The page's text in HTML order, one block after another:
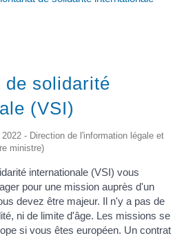
de solidarité
(VSI)
- Direction de l'information légale et
ministre)
internationale (VSI) vous
pour une mission auprès d'un
devez être majeur. Il n'y a pas de
ni de limite d'âge. Les missions se
si vous êtes européen. Un contrat